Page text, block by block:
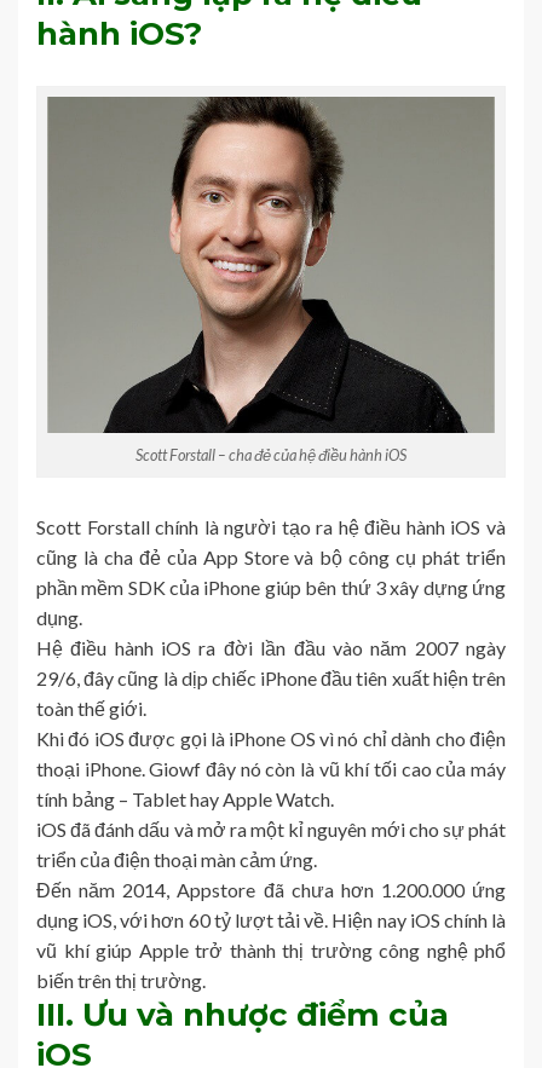
hành iOS?
Scott Forstall – cha đẻ của hệ điều hành iOS
Scott Forstall chính là người tạo ra hệ điều hành iOS và
cũng là cha đẻ của App Store và bộ công cụ phát triển
phần mềm SDK của iPhone giúp bên thứ 3 xây dựng ứng
dụng.
Hệ điều hành iOS ra đời lần đầu vào năm 2007 ngày
29/6, đây cũng là dịp chiếc iPhone đầu tiên xuất hiện trên
toàn thế giới.
Khi đó iOS được gọi là iPhone OS vì nó chỉ dành cho điện
thoại iPhone. Giowf đây nó còn là vũ khí tối cao của máy
tính bảng – Tablet hay Apple Watch.
iOS đã đánh dấu và mở ra một kỉ nguyên mới cho sự phát
triển của điện thoại màn cảm ứng.
Đến năm 2014, Appstore đã chưa hơn 1.200.000 ứng
dụng iOS, với hơn 60 tỷ lượt tải về. Hiện nay iOS chính là
vũ khí giúp Apple trở thành thị trường công nghệ phổ
biến trên thị trường.
III. Ưu và nhược điểm của
iOS